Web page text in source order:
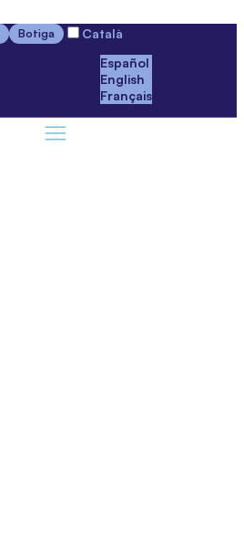
Botiga
Català
Español
English
Français